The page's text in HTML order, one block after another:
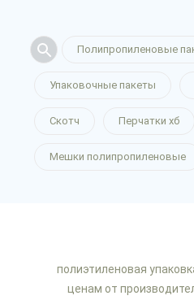
Полипропиленовые
Упаковочные пакеты
Скотч Перчатки хб
Мешки полипропиленовые
полиэтиленовая
ценам от